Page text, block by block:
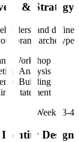
& Strategy
and define
brand archetype.
Workshop
Analysis
Building
Statement
Weeks 3-4
Identity Design